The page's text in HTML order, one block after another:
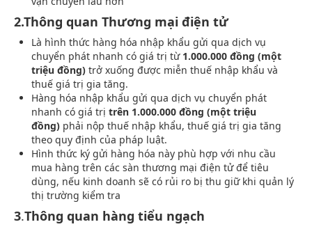
2.Thông quan Thương mại điện tử
Là hình thức hàng hóa nhập khẩu gửi qua dịch vụ
chuyển phát nhanh có giá trị từ1.000.000 đồng (một
triệu đồng) trở xuống được miễn thuế nhập khẩu và
thuế giá trị gia tăng.
Hàng hóa nhập khẩu gửi qua dịch vụ chuyển phát
nhanh có giá trị trên 1.000.000 đồng (một triệu
đồng) phải nộp thuế nhập khẩu, thuế giá trị gia tăng
theo quy định của pháp luật.
Hình thức ký gửi hàng hóa này phù hợp với nhu cầu
mua hàng trên các sàn thương mại điện tử để tiêu
dùng, nếu kinh doanh sẽ có rủi ro bị thu giữ khi quản lý
thị trường kiểm tra
3.Thông quan hàng tiểu ngạch